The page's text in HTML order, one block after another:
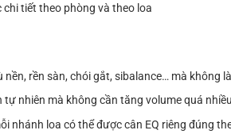
chi tiết theo phòng và theo loa
rền sàn, chói gắt, sibalance… mà không
nhiên mà không cần tăng volume quá nhiều
nhánh loa có thể được cân EQ riêng đúng